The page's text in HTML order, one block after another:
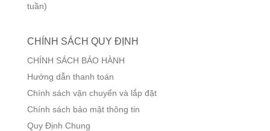
tuần)
CHÍNH SÁCH QUY ĐỊNH
CHÍNH SÁCH BẢO HÀNH
Hướng dẫn thanh toán
Chính sách vận chuyển và lắp đặt
Chính sách bảo mật thông tin
Quy Định Chung